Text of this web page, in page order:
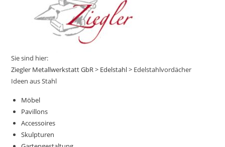
Sie sind hier:
Ziegler Metallwerkstatt GbR> Edelstahl> Edelstahlvordächer
Ideen aus Stahl
Möbel
Pavillons
Accessoires
Skulpturen